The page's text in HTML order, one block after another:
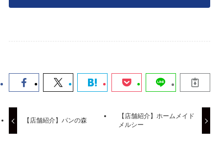
【店舗紹介】パンの森
【店舗紹介】ホームメイド
メルシー